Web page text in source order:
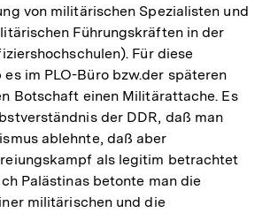
der
Fußnote
von militärischen Spezialisten und
Führungskräften in der
Für diese
im PLO-Büro bzw.der späteren
Botschaft einen Militärattache. Es
der DDR, daß man
ablehnte, daß aber
als legitim betrachtet
Palästinas betonte man die
militärischen und die